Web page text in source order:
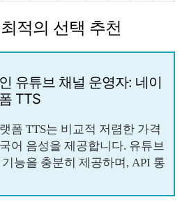
적의 선택 추천
유튜브 채널 운영자: 네이
TTS
폼 TTS는 비교적 저렴한 가격
어 음성을 제공합니다. 유튜브
능을 충분히 제공하며, API 통